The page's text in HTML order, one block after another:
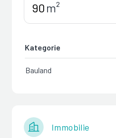
m²
Kategorie
Bauland
Immobilie